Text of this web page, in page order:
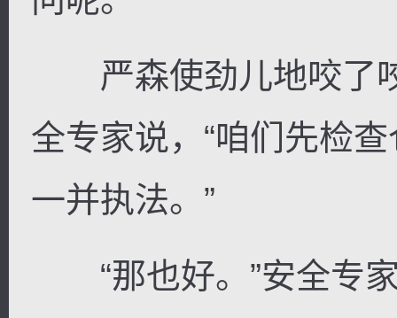
严森使劲儿地咬了咬
全专家说，“咱们先检
一并执法。”
“那也好。”安全专家